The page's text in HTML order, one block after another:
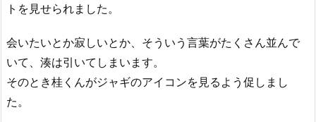
トを見せられました。
会いたいとか寂しいとか、そういう言葉がたくさん並んで
いて、湊は引いてしまいます。
そのとき桂くんがジャギのアイコンを見るよう促しまし
た。